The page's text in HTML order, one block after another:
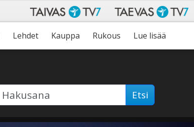
Lehdet Kauppa Rukous Lue lisää
Etsi